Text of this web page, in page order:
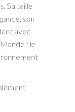
Sa taille
son
avec
: le